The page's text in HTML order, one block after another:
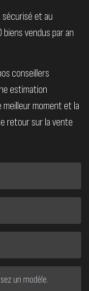
et au
biens vendus par an
conseillers
estimation
moment et la
retour sur la vente